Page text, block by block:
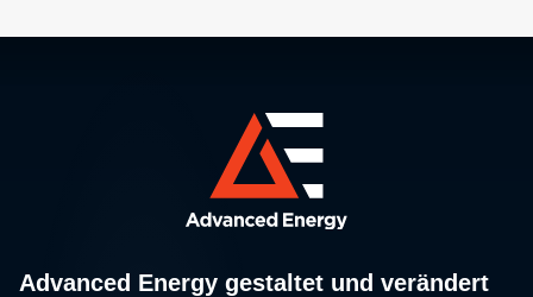
Advanced Energy gestaltet und verändert